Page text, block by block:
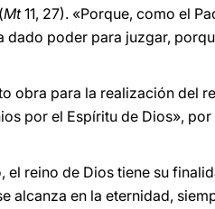
Mt11, 27). «Porque, como el
poder para juzgar,
obra para la realización del
por el Espíritu de Dios»,
el reino de Dios tiene su
alcanza en la eternidad,